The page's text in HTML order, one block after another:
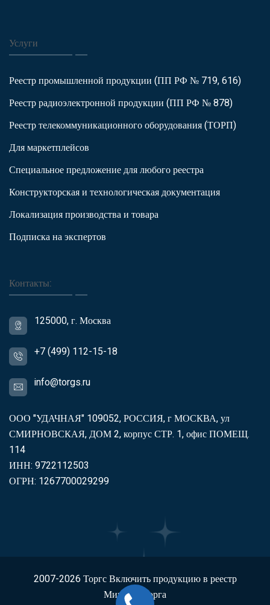
Услуги
Реестр промышленной продукции (ПП РФ № 719, 616)
Реестр радиоэлектронной продукции (ПП РФ № 878)
Реестр телекоммуникационного оборудования (ТОРП)
Для маркетплейсов
Специальное предложение для любого реестра
Конструкторская и технологическая документация
Локализация производства и товара
Подписка на экспертов
Контакты:
125000, г. Москва
+7 (499) 112-15-18
info@torgs.ru
ООО "УДАЧНАЯ" 109052, РОССИЯ, г МОСКВА, ул
СМИРНОВСКАЯ, ДОМ 2, корпус СТР. 1, офис ПОМЕЩ.
114
ИНН: 9722112503
ОГРН: 1267700029299
2007-2026ТоргсВключить продукцию в реестр
Минпромторга